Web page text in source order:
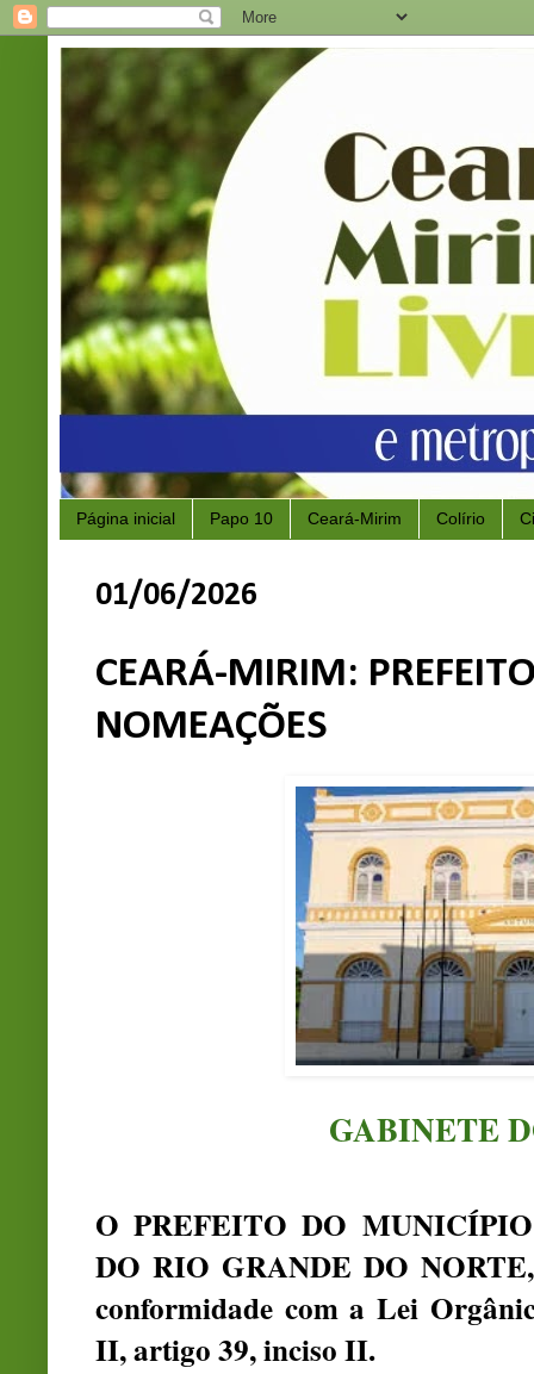
Página inicial Papo 10 Ceará-Mirim Colírio
01/06/2026
CEARÁ-MIRIM:
NOMEAÇÕES
GABINETE
O PREFEITO DO
DO RIO GRANDE DO
conformidade com a Lei
II, artigo 39, inciso II.